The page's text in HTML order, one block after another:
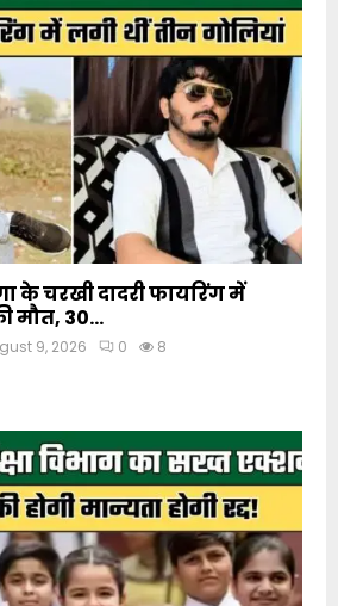
के चरखी दादरी फायरिंग में
मौत, 30...
9, 2026 0 8